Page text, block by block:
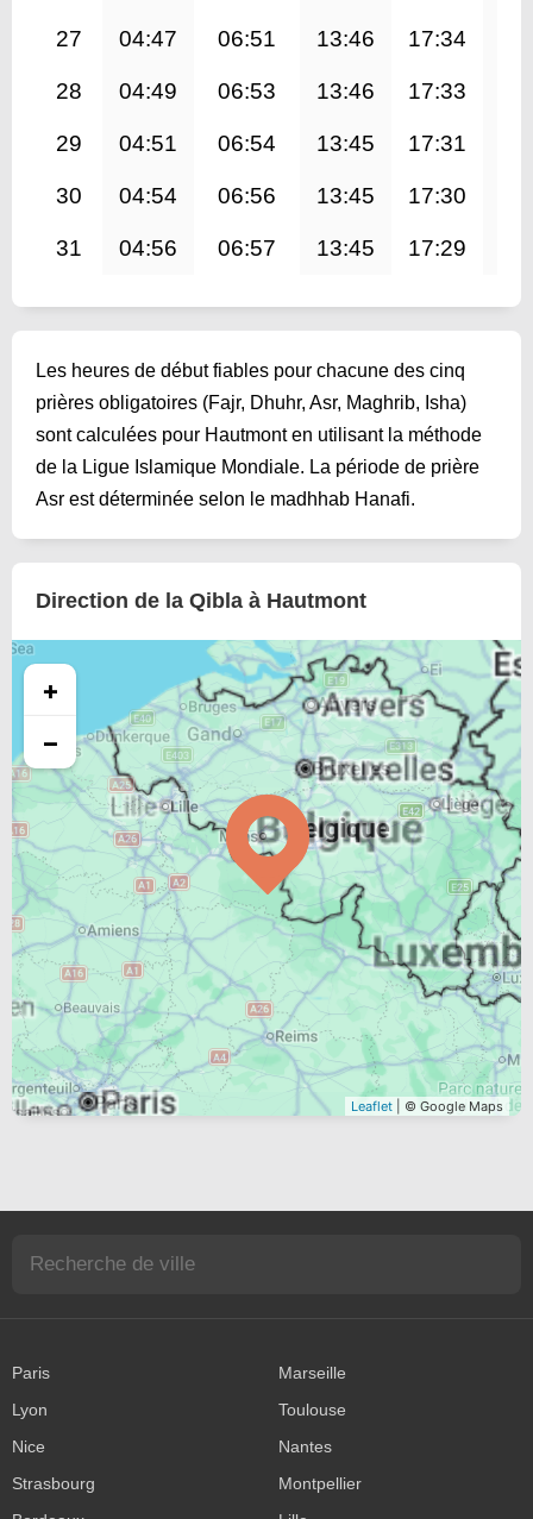
27 04:47 06:51 13:46 17:34
28 04:49 06:53 13:46 17:33
29 04:51 06:54 13:45 17:31
30 04:54 06:56 13:45 17:30
31 04:56 06:57 13:45 17:29
Les heures de début fiables pour chacune des cinq
prières obligatoires (Fajr, Dhuhr, Asr, Maghrib, Isha)
sont calculées pour Hautmont en utilisant la méthode
de la Ligue Islamique Mondiale. La période de prière
Asr est déterminée selon le madhhab Hanafi.
Direction de la Qibla à Hautmont
+
−
Leaflet | © Google Maps
Paris
Marseille
Lyon
Toulouse
Nice
Nantes
Strasbourg
Montpellier